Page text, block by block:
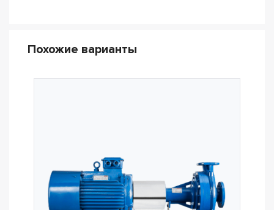
Похожие варианты